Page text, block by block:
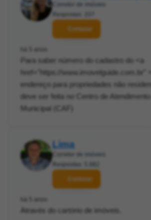
Corretor de imóveis
Respostas: 207
Contatar
há 5 anos
Para saber número do cadastro do <a
href="https://www.imovelguide.com.br"
endereço para propriedades não
deve ser feita no Centro de
Municipal (CAF)
Lima
Corretor de imóveis
Respostas: 5.882
Contatar
há 5 anos
Através do cartório de imóveis.